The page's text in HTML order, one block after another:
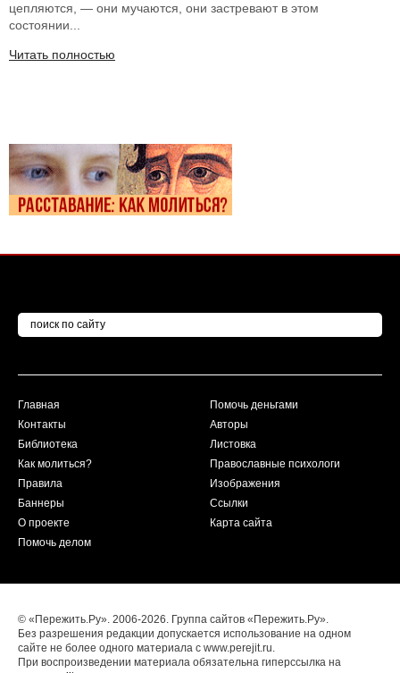
цепляются, — они мучаются, они застревают в этом
состоянии...
Читать полностью
Главная
Контакты
Библиотека
Как молиться?
Правила
Баннеры
О проекте
Помочь делом
Помочь деньгами
Авторы
Листовка
Православные психологи
Изображения
Ссылки
Карта сайта
© «Пережить.Ру». 2006-2026. Группа сайтов «Пережить.Ру».
Без разрешения редакции допускается использование на одном
сайте не более одного материала с www.perejit.ru.
При воспроизведении материала обязательна гиперссылка на